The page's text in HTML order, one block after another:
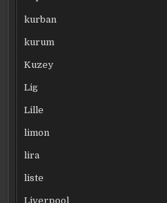
kurban
kurum
Kuzey
Lig
Lille
limon
lira
liste
Liverpool